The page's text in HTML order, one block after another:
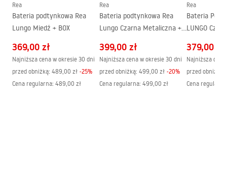
Warunki gwarancji
Warranty_Terms_and_Conditions_Faucets_-_5.pdf
Rea
Bateria podtynkowa Rea
Lungo Miedź + BOX
369,00 zł
Najniższa cena w okresie 30 dni
przed obniżką: 489,00 zł -25%
Cena regularna: 489,00 zł
Rea
Bateria podtynkowa Rea
Lungo Czarna Metaliczna +
399,00 zł
Najniższa cena w okresie 30 dni
przed obniżką: 499,00 zł -20%
Cena regularna: 499,00 zł
Rea
Bateria
LUNGO
379,00 zł
Najniższa
przed obniżką:
Cena regularna